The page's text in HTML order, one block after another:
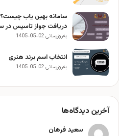
سامانه بهین یاب
دریافت جواز تاسیس در
به‌روزرسانی 02-05-1405
انتخاب اسم برند هنری
به‌روزرسانی 02-05-1405
آخرین دیدگاه‌ها
سعید فرهان